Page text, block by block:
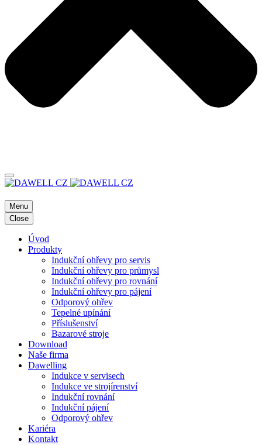
Menu
Close
Úvod
Produkty
Indukční ohřevy pro servis
Indukční ohřevy pro průmysl
Indukční ohřevy pro rovnání
Indukční ohřevy pro pájení
Odporový ohřev
Tepelné upínání
Příslušenství
Bazarové stroje
Download
Naše firma
Dawelling
Indukce v servisech
Indukce ve strojírenství
Indukční rovnání
Indukční pájení
Odporový ohřev
Kariéra
Kontakt